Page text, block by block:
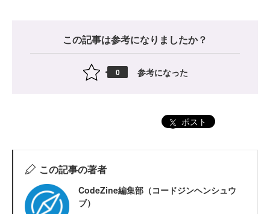
この記事は参考になりましたか？
0 参考になった
ポスト
この記事の著者
CodeZine編集部（コードジンヘンシュウ
ブ）